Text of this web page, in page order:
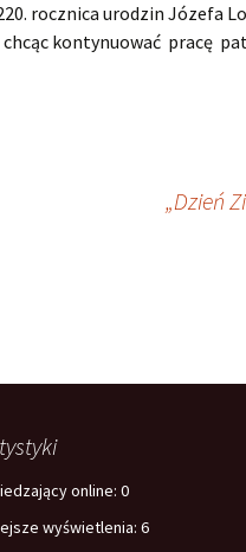
rocznica urodzin Józefa
kontynuować pracę
„Dzień
online: 0
wyświetlenia: 6